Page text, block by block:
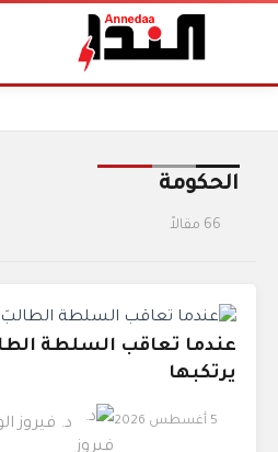
الحكومة
66 مقالاً
عندما تعاقب السلطة
يرتكبها
5 أغسطس 2026 د. فيروز